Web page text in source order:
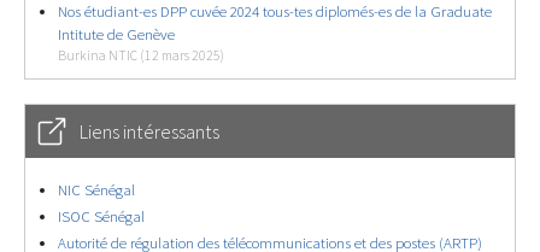
Nos étudiant-es DPP cuvée 2024 tous-tes diplomés-es de la Graduate
Intitute de Genève
Burkina NTIC (12 mars 2025)
Liens intéressants
NIC Sénégal
ISOC Sénégal
Autorité de régulation des télécommunications et des postes (ARTP)